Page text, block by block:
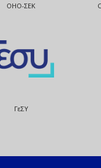
ΟΗΟ-ΣΕΚ
ΓεΣΥ